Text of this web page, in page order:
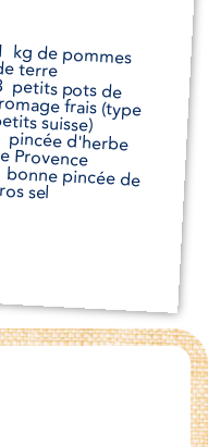
kg de pommes
terre
petits pots de
fromage frais (type
suisse)
pincée d'herbe
Provence
bonne pincée de
sel